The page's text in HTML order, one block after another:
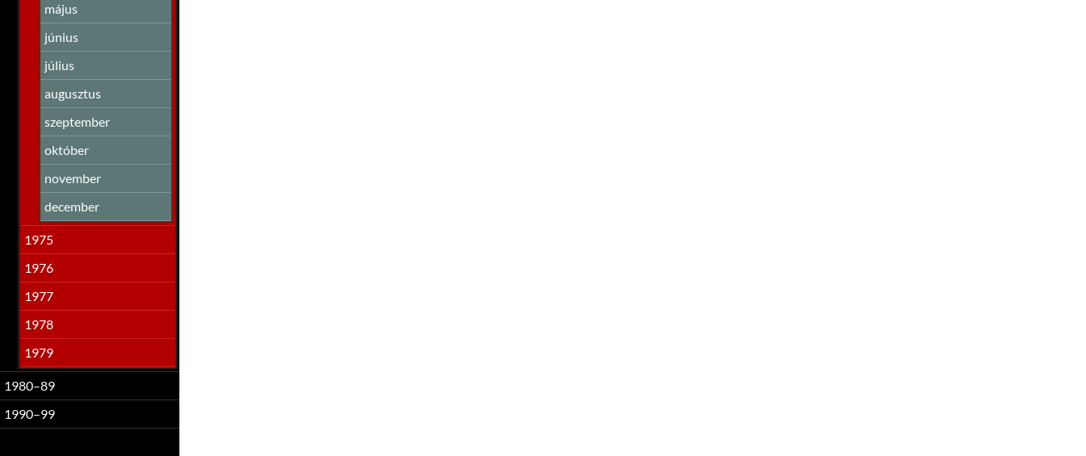
május
június
július
augusztus
szeptember
október
november
december
1975
1976
1977
1978
1979
1980–89
1990–99